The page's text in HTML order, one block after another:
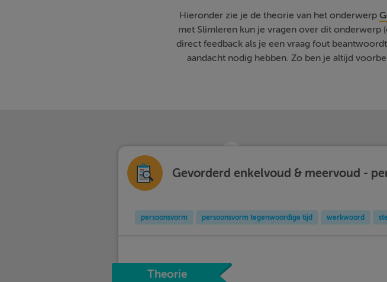
Hieronder zie je de theorie van het onderwerp
met Slimleren kun je vragen over dit
direct feedback als je een vraag fout
aandacht nodig hebben. Zo ben je altijd
Gevorderd enkelvoud & meervoud -
persoonsvorm persoonsvorm tegenwoordige tijd werkwoord
Theorie